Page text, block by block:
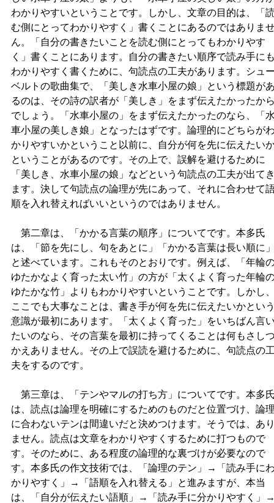
わかりやすいということです。しかし、文章の目的は、「
む側にとってわかりやすく」書くことにあるのではありま
ん。「自分の書きたいことを読む側にとってもわかりやす
く」書くことにあります。自分の書きたい順序で読み手に
わかりやすく書くために、句読点の工夫があります。シュ
ベルトの歌曲集で、「美しき水車小屋の娘」という標題が
るのは、その詩の訳者が「美しき」をまず伝えたかったか
でしょう。「水車小屋の」をまず伝えたかったのなら、「
車小屋の美しき娘」となったはずです。論理的にどちらが
かりやすいかということ以前に、自分が何を先に伝えたい
ということがあるのです。その上で、誤解を避けるために
「美しき、水車小屋の娘」などという句読点の工夫が出て
ます。決して句読点の論理が先にあって、それに合わせて
順を入れ替えればいいというのではありません。
第二章は、「かかる言葉の順序」についてです。本多氏
は、「節を先にし、句をあとに」「かかる言葉は長い順に
と述べています。これもそのとおりです。例えば、「年輪
ゆたかなよく育った太い竹」の方が「太くよく育った年輪
ゆたかな竹」よりもわかりやすいということです。しかし
ここでも大事なことは、書き手が何を先に伝えたいかとい
意識が最初にあります。「太くよく育った」をいちばん言
たいのなら、その言葉を最初に持ってくることは何もさし
かえありません。その上で誤読を避けるために、句読点の
夫をするのです。
第三章は、「テンやマルの打ち方」についてです。本多
は、読点は論理を明確にするためのものだと位置づけ、論
に合わないテンは間違いだと決めつけます。そうでは、あ
ません。読点は文章をわかりやすくするために打つもので
す。そのために、ある程度の論理的な裏づけが必要なので
す。本多氏の作文技術では、「論理のテン」→「読み手に
かりやすく」→「語順を入れ替える」と進みますが、本当
は、「自分が伝えたい語順」→「読み手に分かりやすく」